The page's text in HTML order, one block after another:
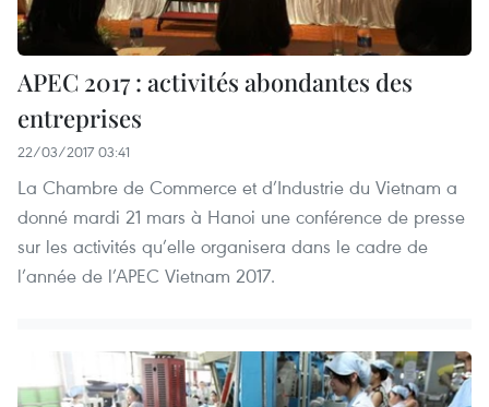
APEC 2017 : activités abondantes des
entreprises
22/03/2017 03:41
La Chambre de Commerce et d’Industrie du Vietnam a
donné mardi 21 mars à Hanoi une conférence de presse
sur les activités qu’elle organisera dans le cadre de
l’année de l’APEC Vietnam 2017.